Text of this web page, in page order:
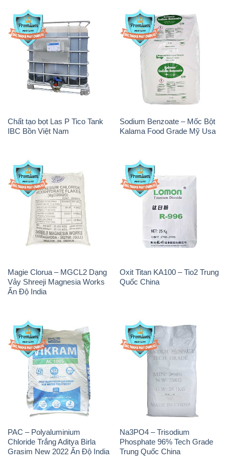
Chất tạo bọt Las P Tico Tank
IBC Bồn Việt Nam
Sodium Benzoate – Mốc Bột
Kalama Food Grade Mỹ Usa
Magie Clorua – MGCL2 Dạng
Vảy Shreeji Magnesia Works
Ấn Độ India
Oxit Titan KA100 – Tio2 Trung
Quốc China
PAC – Polyaluminium
Chloride Trắng Aditya Birla
Grasim New 2022 Ấn Độ India
Na3PO4 – Trisodium
Phosphate 96% Tech Grade
Trung Quốc China